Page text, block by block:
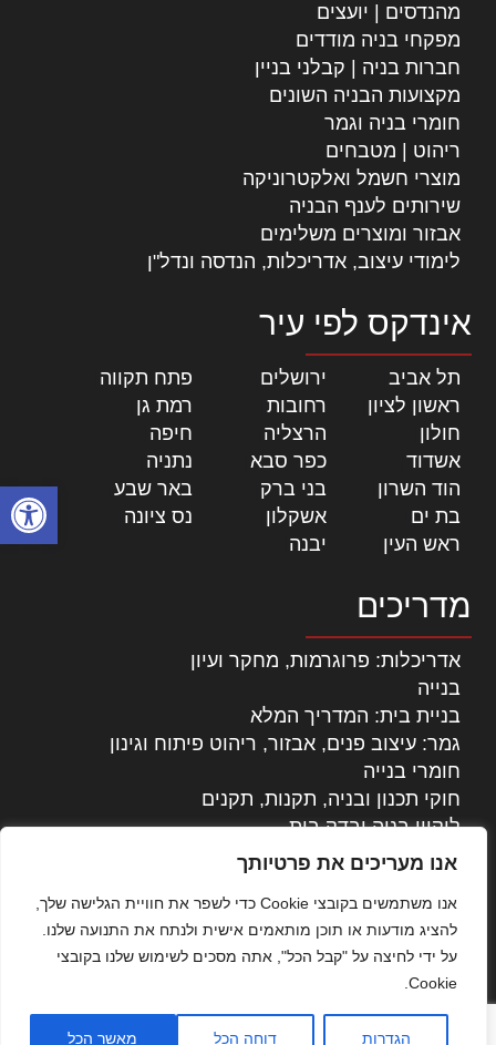
פתח
אנו מעריכים את פרטיותך
אנו משתמשים בקובצי Cookie כדי לשפר את חוויית הגלישה שלך,
להציג מודעות או תוכן מותאמים אישית ולנתח את התנועה שלנו.
על ידי לחיצה על "קבל הכל", אתה מסכים לשימוש שלנו בקובצי
Cookie.
הגדרות דוחה הכל מאשר הכל
מהנדסים | יועצים
מפקחי בניה מודדים
חברות בניה | קבלני בניין
מקצועות הבניה השונים
חומרי בניה וגמר
ריהוט | מטבחים
מוצרי חשמל ואלקטרוניקה
שירותים לענף הבניה
אבזור ומוצרים משלימים
לימודי עיצוב, אדריכלות, הנדסה ונדל"ן
אינדקס לפי עיר
תל אביב ירושלים פתח תקווה
ראשון לציון
רחובות רמת גן
חולון
הרצליה חיפה
אשדוד
כפר סבא נתניה
הוד השרון
בני ברק באר שבע
בת ים
אשקלון נס ציונה
ראש העין
יבנה
מדריכים
אדריכלות: פרוגרמות, מחקר ועיון
בנייה
בניית בית: המדריך המלא
גמר: עיצוב פנים, אבזור, ריהוט פיתוח וגינון
חומרי בנייה
חוקי תכנון ובניה, תקנות, תקנים
ליקויי בניה ובדק בית
נדל"ן: זכויות, אגרות ועסקאות
עקרונות ניהול אחזקה מתקדמות
צילום אדריכלי
שיווק נדלן
שיטות בניה: מפרטים והמלצות
תוכן שיווקי